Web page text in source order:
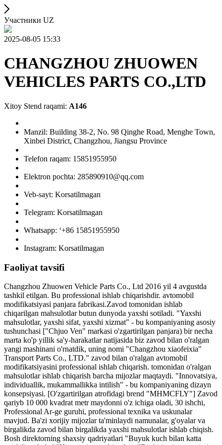
Участники UZ
2025-08-05 15:33
CHANGZHOU ZHUOWEN
VEHICLES PARTS CO.,LTD
Xitoy Stend raqami: A146
Manzil: Building 38-2, No. 98 Qinghe Road, Menghe Town,
Xinbei District, Changzhou, Jiangsu Province
Telefon raqam: 15851955950
Elektron pochta: 285890910@qq.com
Veb-sayt: Korsatilmagan
Telegram: Korsatilmagan
Whatsapp: ‘+86 15851955950
Instagram: Korsatilmagan
Faoliyat tavsifi
Changzhou Zhuowen Vehicle Parts Co., Ltd 2016 yil 4 avgustda
tashkil etilgan. Bu professional ishlab chiqarishdir. avtomobil
modifikatsiyasi panjara fabrikasi.Zavod tomonidan ishlab
chiqarilgan mahsulotlar butun dunyoda yaxshi sotiladi. "Yaxshi
mahsulotlar, yaxshi sifat, yaxshi xizmat" - bu kompaniyaning asosiy
tushunchasi ["Chjuo Ven" markasi o'zgartirilgan panjara) bir necha
marta ko'p yillik sa'y-harakatlar natijasida biz zavod bilan o'ralgan
yangi mashinani o'rnatdik, uning nomi "Changzhou xiaofeixia"
Transport Parts Co., LTD." zavod bilan o'ralgan avtomobil
modifikatsiyasini professional ishlab chiqarish. tomonidan o'ralgan
mahsulotlar ishlab chiqarish barcha mijozlar maqtaydi. "Innovatsiya,
individuallik, mukammallikka intilish" - bu kompaniyaning dizayn
konsepsiyasi. [O'zgartirilgan atrofidagi brend "MHMCFLY"] Zavod
qariyb 10 000 kvadrat metr maydonni o'z ichiga oladi, 30 ishchi,
Professional Ar-ge guruhi, professional texnika va uskunalar
mavjud. Ba'zi xorijiy mijozlar ta'minlaydi namunalar, g'oyalar va
birgalikda zavod bilan birgalikda yaxshi mahsulotlar ishlab chiqish.
Bosh direktorning shaxsiy qadriyatlari "Buyuk kuch bilan katta